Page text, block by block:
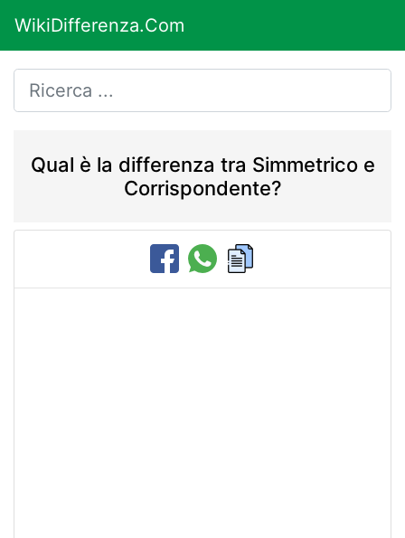
WikiDifferenza.Com
Qual è la differenza tra Simmetrico e
Corrispondente?